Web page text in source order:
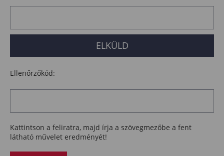
Ellenőrzőkód:
Kattintson a feliratra, majd írja a szövegmezőbe a fent
látható művelet eredményét!